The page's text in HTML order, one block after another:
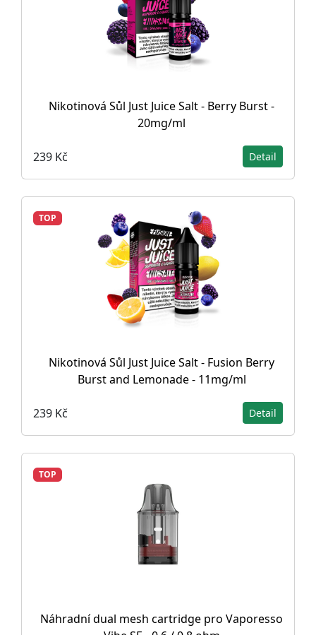
Nikotinová Sůl Just Juice Salt - Berry Burst -
20mg/ml
239 Kč Detail
TOP
Nikotinová Sůl Just Juice Salt - Fusion Berry
Burst and Lemonade - 11mg/ml
239 Kč Detail
TOP
Náhradní dual mesh cartridge pro Vaporesso